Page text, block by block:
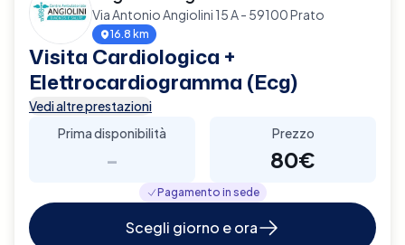
Via Antonio Angiolini 15 A - 59100 Prato
16.8 km
Visita Cardiologica +
Elettrocardiogramma (Ecg)
Vedi altre prestazioni
Prima disponibilità
-
Prezzo
80€
Pagamento in sede
Scegli giorno e ora